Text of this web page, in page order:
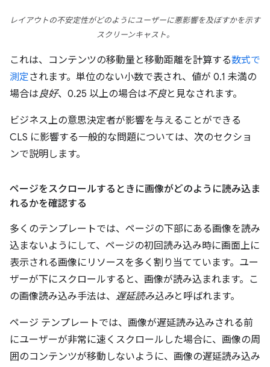
レイアウトの不安定性がどのようにユーザーに悪影響を及ぼすかを示す
スクリーンキャスト。
これは、コンテンツの移動量と移動距離を計算する数式で
測定されます。単位のない小数で表され、値が 0.1 未満の
場合は良好、0.25 以上の場合は不良と見なされます。
ビジネス上の意思決定者が影響を与えることができる
CLS に影響する一般的な問題については、次のセクショ
ンで説明します。
ページをスクロールするときに画像がどのように読み込ま
れるかを確認する
多くのテンプレートでは、ページの下部にある画像を読み
込まないようにして、ページの初回読み込み時に画面上に
表示される画像にリソースを多く割り当てています。ユー
ザーが下にスクロールすると、画像が読み込まれます。こ
の画像読み込み手法は、 遅延読み込みと呼ばれます。
ページ テンプレートでは、画像が遅延読み込みされる前
にユーザーが非常に速くスクロールした場合に、画像の周
囲のコンテンツが移動しないように、画像の遅延読み込み